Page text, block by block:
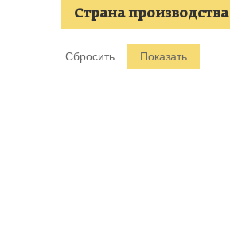
Дорблю (2)
Раклет (2)
Страна производства